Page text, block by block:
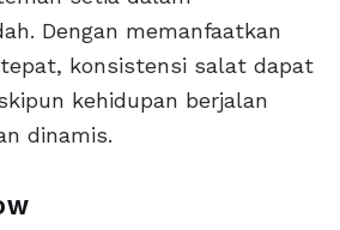
Dengan memanfaatkan
konsistensi salat dapat
kehidupan berjalan
dinamis.